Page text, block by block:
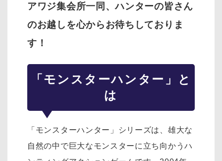
アワジ集会所一同、ハンターの皆さん
のお越しを心からお待ちしておりま
す！
「モンスターハンター」と
は
「モンスターハンター」シリーズは、雄大な
自然の中で巨大なモンスターに立ち向かうハ